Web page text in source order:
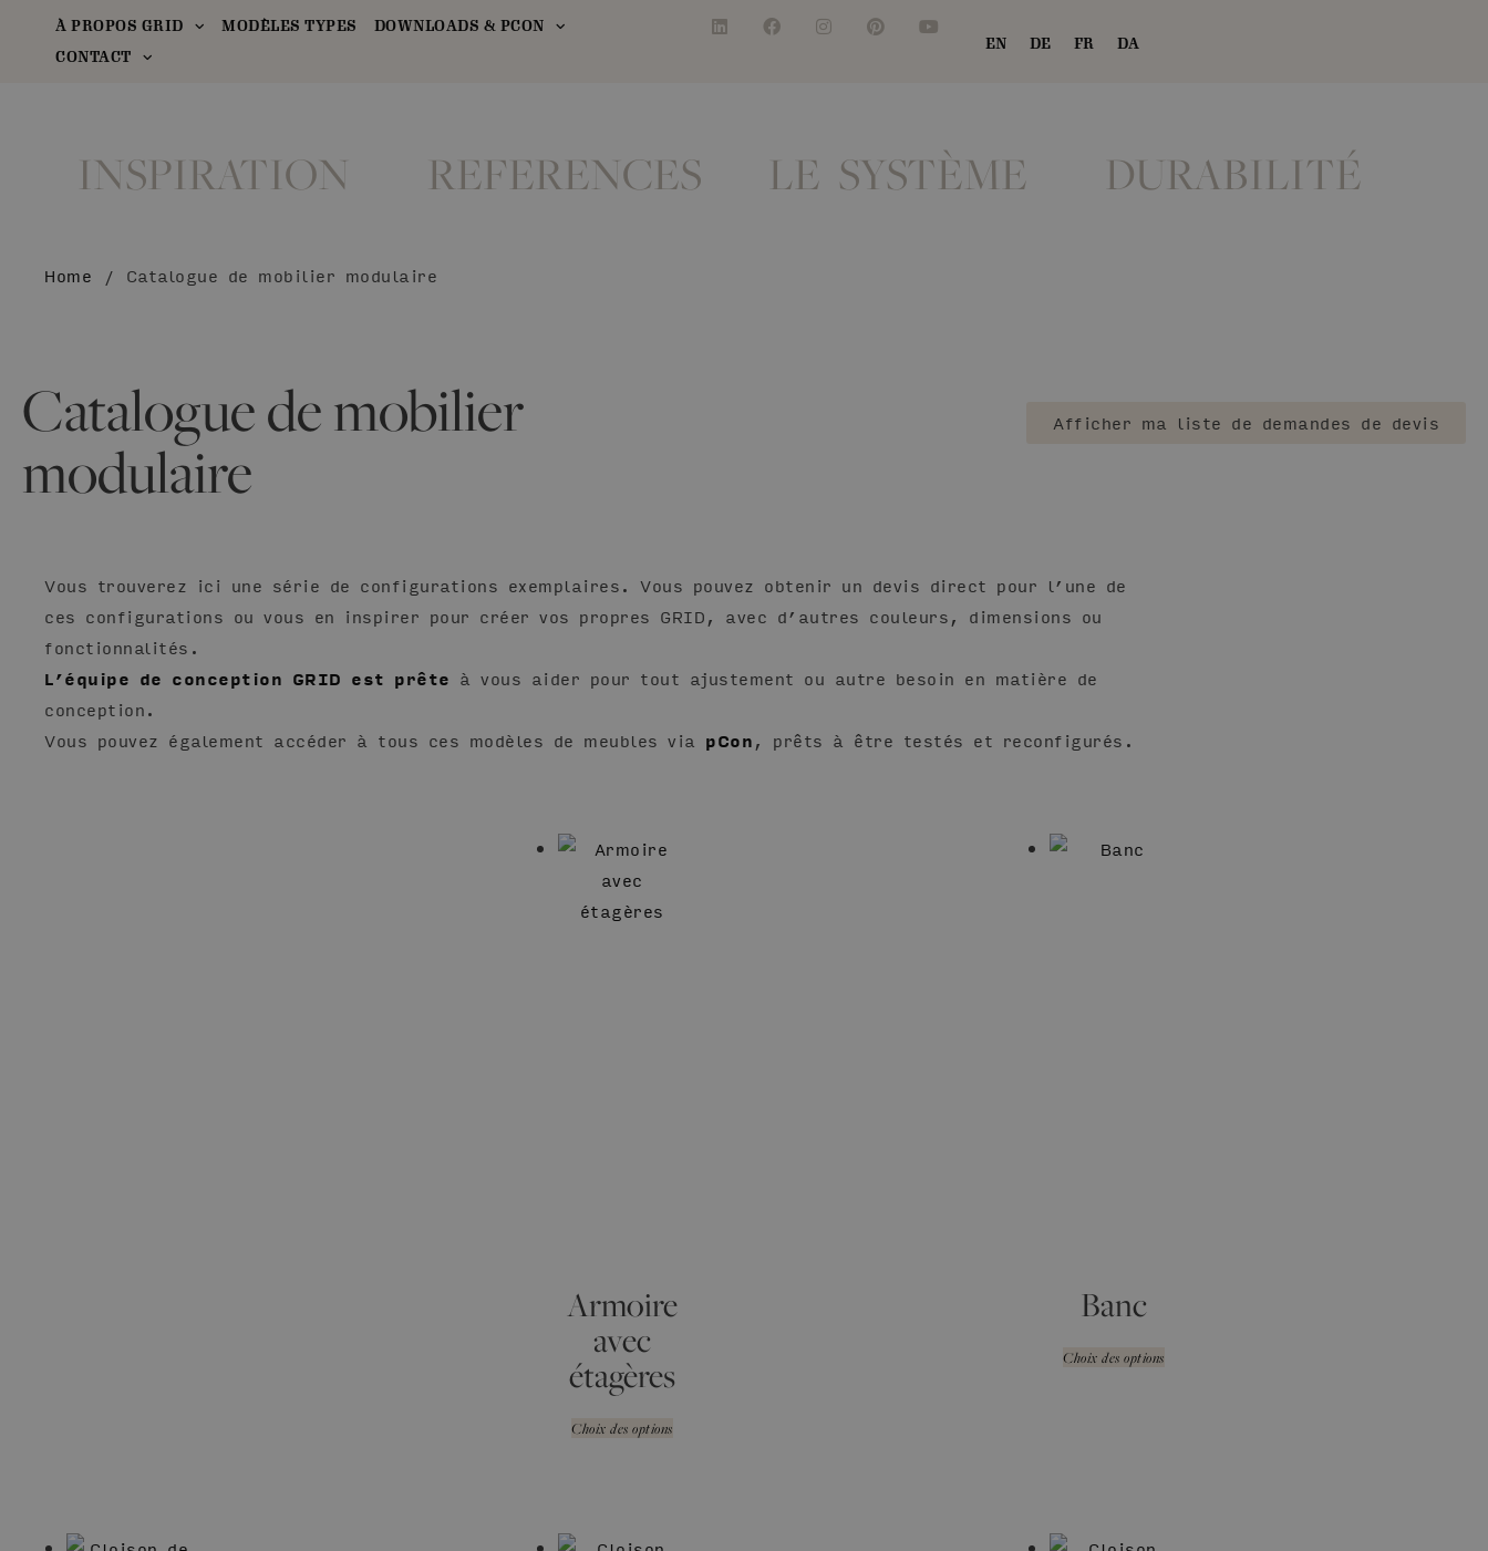
À PROPOS GRID MODÈLES TYPES
DOWNLOADS & PCON
CONTACT
EN DE FR DA
INSPIRATION REFERENCES LE SYSTÈME DURABILITÉ
Home / Catalogue de mobilier modulaire
Catalogue de mobilier
modulaire
Afficher ma liste de demandes de devis
Vous trouverez ici une série de configurations exemplaires. Vous pouvez obtenir un devis direct pour l’une de
ces configurations ou vous en inspirer pour créer vos propres GRID, avec d’autres couleurs, dimensions ou
fonctionnalités.
L’équipe de conception GRID est prête à vous aider pour tout ajustement ou autre besoin en matière de
conception.
Vous pouvez également accéder à tous ces modèles de meubles via pCon, prêts à être testés et reconfigurés.
Armoire
avec
étagères
Choix des options
Banc
Choix des options